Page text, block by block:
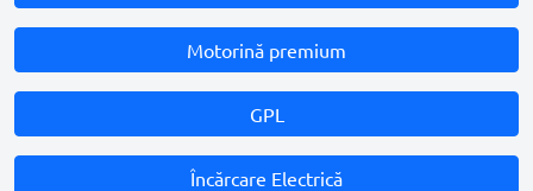
Motorină premium
GPL
Încărcare Electrică